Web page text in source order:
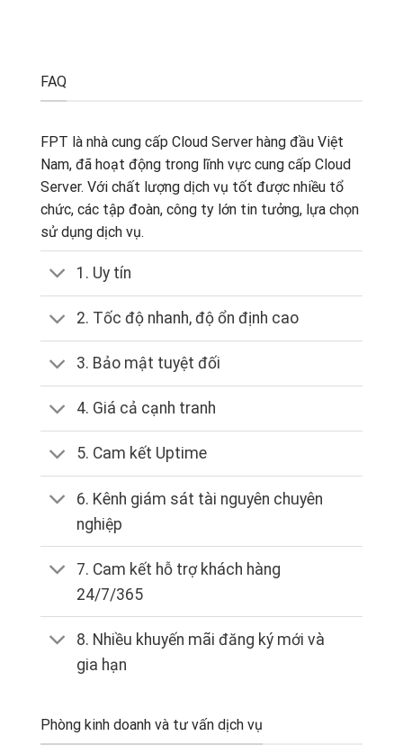
FAQ
FPT là nhà cung cấp Cloud Server hàng đầu Việt
Nam, đã hoạt động trong lĩnh vực cung cấp Cloud
Server. Với chất lượng dịch vụ tốt được nhiều tổ
chức, các tập đoàn, công ty lớn tin tưởng, lựa chọn
sử dụng dịch vụ.
1. Uy tín
2. Tốc độ nhanh, độ ổn định cao
3. Bảo mật tuyệt đối
4. Giá cả cạnh tranh
5. Cam kết Uptime
6. Kênh giám sát tài nguyên chuyên
nghiệp
7. Cam kết hỗ trợ khách hàng
24/7/365
8. Nhiều khuyến mãi đăng ký mới và
gia hạn
Phòng kinh doanh và tư vấn dịch vụ